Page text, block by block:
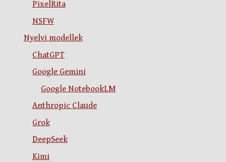
PixelRita
NSFW
Nyelvi modellek
ChatGPT
Google Gemini
Google NotebookLM
Anthropic Claude
Grok
DeepSeek
Kimi